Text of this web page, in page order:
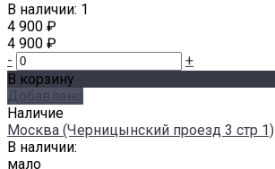
В наличии: 1
4 900 ₽
4 900 ₽
-
+
В корзину
Добавлено
Наличие
Москва (Черницынский проезд 3 стр 1)
В наличии:
мало